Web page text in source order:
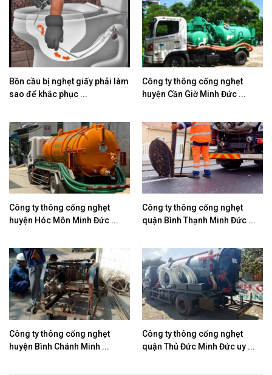
Bồn cầu bị nghẹt giấy phải làm
sao để khắc phục ...
Công ty thông cống nghẹt
huyện Cần Giờ Minh Đức ...
Công ty thông cống nghẹt
huyện Hóc Môn Minh Đức ...
Công ty thông cống nghẹt
quận Bình Thạnh Minh Đức ...
Công ty thông cống nghẹt
huyện Bình Chánh Minh ...
Công ty thông cống nghẹt
quận Thủ Đức Minh Đức uy ...